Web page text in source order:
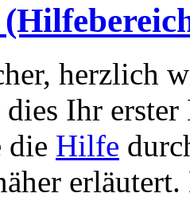
herzlich
Ihr erster
die Hilfe